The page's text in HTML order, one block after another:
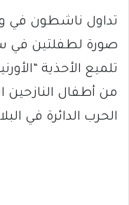
تداول ناشطون في
صورة لطفلتين في
تلميع الأحذية
من أطفال النازحين
الحرب الدائرة في